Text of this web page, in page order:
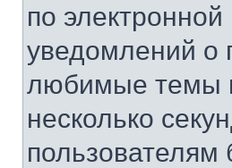
по
уведомлений о
любимые темы
несколько